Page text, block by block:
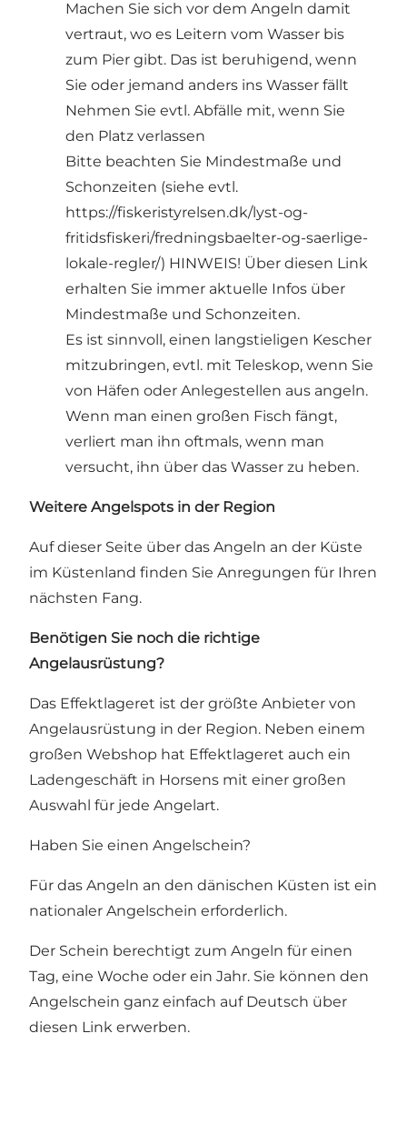
Machen Sie sich vor dem Angeln damit
vertraut, wo es Leitern vom Wasser bis
zum Pier gibt. Das ist beruhigend, wenn
Sie oder jemand anders ins Wasser fällt
Nehmen Sie evtl. Abfälle mit, wenn Sie
den Platz verlassen
Bitte beachten Sie Mindestmaße und
Schonzeiten (siehe evtl.
https://fiskeristyrelsen.dk/lyst-og-
fritidsfiskeri/fredningsbaelter-og-saerlige-
lokale-regler/) HINWEIS! Über diesen Link
erhalten Sie immer aktuelle Infos über
Mindestmaße und Schonzeiten.
Es ist sinnvoll, einen langstieligen Kescher
mitzubringen, evtl. mit Teleskop, wenn Sie
von Häfen oder Anlegestellen aus angeln.
Wenn man einen großen Fisch fängt,
verliert man ihn oftmals, wenn man
versucht, ihn über das Wasser zu heben.
Weitere Angelspots in der Region
Auf dieser Seite über das Angeln an der Küste
im Küstenland finden Sie Anregungen für Ihren
nächsten Fang.
Benötigen Sie noch die richtige
Angelausrüstung?
Das Effektlageret ist der größte Anbieter von
Angelausrüstung in der Region. Neben einem
großen Webshop hat Effektlageret auch ein
Ladengeschäft in Horsens mit einer großen
Auswahl für jede Angelart.
Haben Sie einen Angelschein?
Für das Angeln an den dänischen Küsten ist ein
nationaler Angelschein erforderlich.
Der Schein berechtigt zum Angeln für einen
Tag, eine Woche oder ein Jahr. Sie können den
Angelschein ganz einfach auf Deutsch über
diesen Link erwerben.